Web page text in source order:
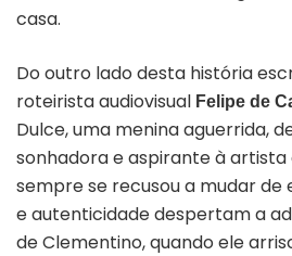
casa.
Do outro lado desta história
roteirista audiovisual Felipe de
Dulce, uma menina aguerrida,
sonhadora e aspirante à artista
sempre se recusou a mudar de
e autenticidade despertam a
de Clementino, quando ele